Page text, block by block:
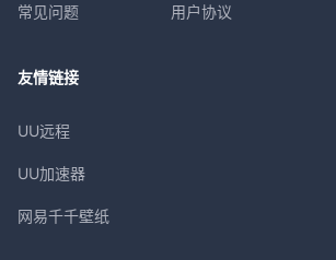
常见问题 用户协议
友情链接
UU远程
UU加速器
网易千千壁纸